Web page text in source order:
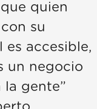
quien
su
es accesible,
un negocio
la gente”